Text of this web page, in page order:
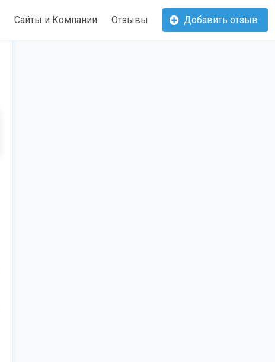
Сайты и Компании Отзывы Добавить отзыв